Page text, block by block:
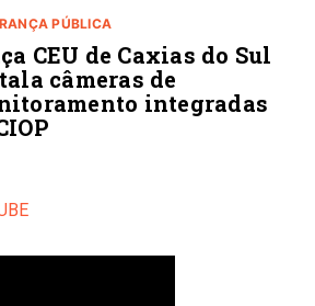
PÚBLICA
CEU de Caxias do Sul
câmeras de
integradas